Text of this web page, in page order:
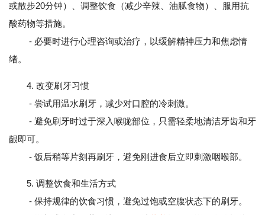
或散步20分钟）、调整饮食（减少辛辣、油腻食物）、服用抗
酸药物等措施。
- 必要时进行心理咨询或治疗，以缓解精神压力和焦虑情
绪。
4. 改变刷牙习惯
- 尝试用温水刷牙，减少对口腔的冷刺激。
- 避免刷牙时过于深入喉咙部位，只需轻柔地清洁牙齿和牙
龈即可。
- 饭后稍等片刻再刷牙，避免刚进食后立即刺激咽喉部。
5. 调整饮食和生活方式
- 保持规律的饮食习惯，避免过饱或空腹状态下的刷牙。